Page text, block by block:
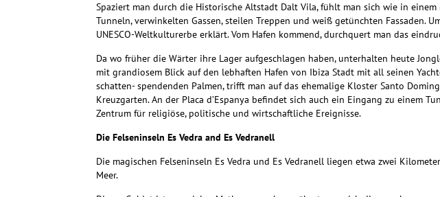
Spaziert man durch die Historische Altstadt Dalt Vila, fühlt man sich wie in
Tunneln, verwinkelten Gassen, steilen Treppen und weiß getünchten Fassaden.
UNESCO-Weltkulturerbe erklärt.Vom Hafen kommend, durchquert man das
Da wo früher die Wärter ihre Lager aufgeschlagen haben, unterhalten heute
mit grandiosem Blick auf den lebhaften Hafen von Ibiza Stadt mit all seinen
schatten- spendenden Palmen, trifft man auf das ehemalige Kloster Santo
Kreuzgarten. An der Placa d’Espanya befindet sich auch ein Eingang zu einem
Zentrum für religiöse, politische und wirtschaftliche Ereignisse.
Die Felseninseln Es Vedra and Es Vedranell
Die magischen Felseninseln Es Vedra und Es Vedranell liegen etwa zwei
Meer.